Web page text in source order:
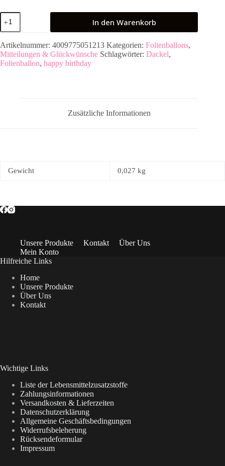
Standard
Dackel
Alles
Liebe
-
Folienballon
In den Warenkorb
Artikelnummer: 4009775051213 Kategorien: Folienballons,
Mitteilungen & Glückwünsche Schlagwörter: Dackel,
Folienballon, happy birthday
Zusätzliche Informationen
Gewicht 0,027 kg
Unsere Produkte Kontakt
Über Uns
Mein Konto
Hilfreiche Links
Home
Unsere Produkte
Über Uns
Kontakt
Wichtige Links
Liste der Lebensmittelzusatzstoffe
Zahlungsinformationen
Versandkosten & Lieferzeiten
Datenschutzerklärung
Allgemeine Geschäftsbedingungen
Widerrufsbeleherung
Rücksendeformular
Impressum